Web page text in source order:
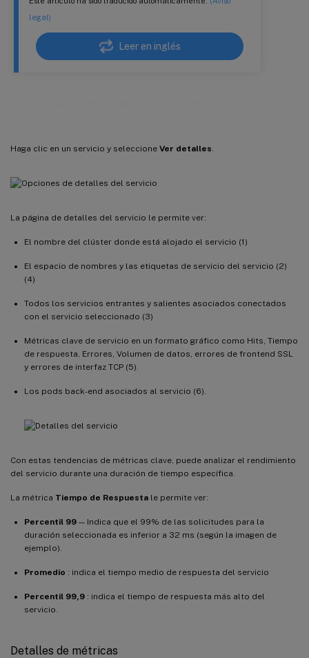
legal)
Leer en inglés
Haga clic en un servicio y seleccione Ver detalles
La página de detalles del servicio le permite ver:
El nombre del clúster donde está alojado el servicio (1)
El espacio de nombres y las etiquetas de servicio del servicio (2)
(4)
Todos los servicios entrantes y salientes asociados conectados
con el servicio seleccionado (3)
Métricas clave de servicio en un formato gráfico como Hits, Tiempo
de respuesta, Errores, Volumen de datos, errores de frontend SSL
y errores de interfaz TCP (5).
Los pods back-end asociados al servicio (6).
Con estas tendencias de métricas clave, puede analizar el rendimiento
del servicio durante una duración de tiempo específica.
La métrica Tiempo de Respuesta le permite ver:
Percentil 99 — Indica que el 99% de las solicitudes para la
duración seleccionada es inferior a 32 ms (según la imagen de
ejemplo).
Promedio : indica el tiempo medio de respuesta del servicio
Percentil 99,9 : indica el tiempo de respuesta más alto del
servicio.
Detalles de métricas